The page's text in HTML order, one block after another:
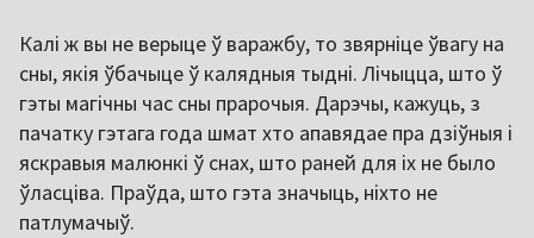
Калі ж вы не верыце ў варажбу, то звярніце ўвагу на
сны, якія ўбачыце ў калядныя тыдні. Лічыцца, што ў
гэты магічны час сны прарочыя. Дарэчы, кажуць, з
пачатку гэтага года шмат хто апавядае пра дзіўныя і
яскравыя малюнкі ў снах, што раней для іх не было
ўласціва. Праўда, што гэта значыць, ніхто не
патлумачыў.